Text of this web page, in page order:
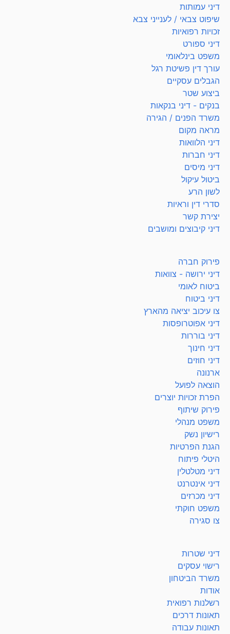
דיני עמותות
שיפוט צבאי / לענייני צבא
זכויות רפואיות
דיני ספורט
משפט בינלאומי
עורך דין פשיטת רגל
הגבלים עסקיים
ביצוע שטר
בנקים - דיני בנקאות
משרד הפנים / הגירה
מראה מקום
דיני הלוואות
דיני חברות
דיני מיסים
ביטול עיקול
לשון הרע
סדרי דין וראיות
יצירת קשר
דיני קיבוצים ומושבים
פירוק חברה
דיני ירושה - צוואות
ביטוח לאומי
דיני ביטוח
צו עיכוב יציאה מהארץ
דיני אפוטרופסות
דיני בוררות
דיני חינוך
דיני חוזים
ארנונה
הוצאה לפועל
הפרת זכויות יוצרים
פירוק שיתוף
משפט מנהלי
רישיון נשק
הגנת הפרטיות
היטלי פיתוח
דיני מטלטלין
דיני אינטרנט
דיני מכרזים
משפט חוקתי
צו סגירה
דיני שטרות
רישוי עסקים
משרד הביטחון
אודות
רשלנות רפואית
תאונות דרכים
תאונות עבודה